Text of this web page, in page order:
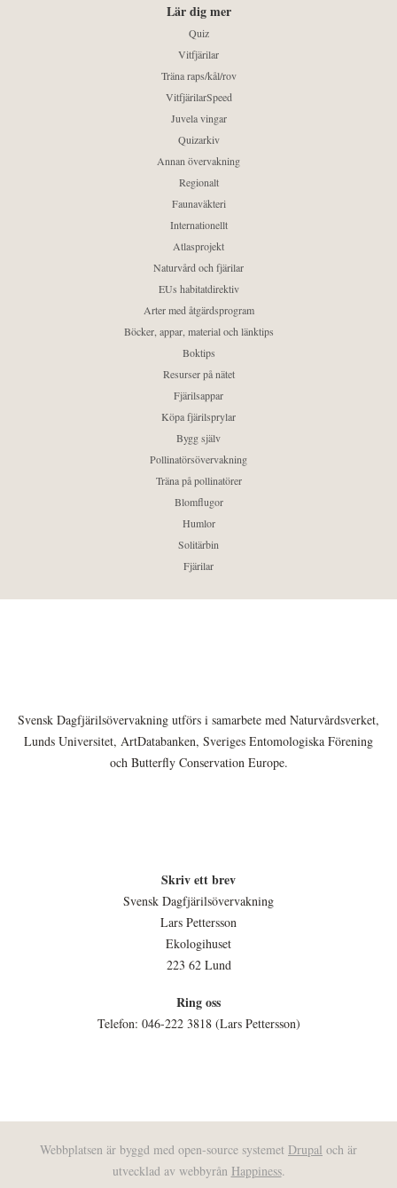
Lär dig mer
Quiz
Vitfjärilar
Träna raps/kål/rov
VitfjärilarSpeed
Juvela vingar
Quizarkiv
Annan övervakning
Regionalt
Faunaväkteri
Internationellt
Atlasprojekt
Naturvård och fjärilar
EUs habitatdirektiv
Arter med åtgärdsprogram
Böcker, appar, material och länktips
Boktips
Resurser på nätet
Fjärilsappar
Köpa fjärilsprylar
Bygg själv
Pollinatörsövervakning
Träna på pollinatörer
Blomflugor
Humlor
Solitärbin
Fjärilar
Svensk Dagfjärilsövervakning utförs i samarbete med Naturvårdsverket,
Lunds Universitet, ArtDatabanken, Sveriges Entomologiska Förening
och Butterfly Conservation Europe.
Skriv ett brev
Svensk Dagfjärilsövervakning
Lars Pettersson
Ekologihuset
223 62 Lund
Ring oss
Telefon: 046-222 3818 (Lars Pettersson)
Webbplatsen är byggd med open-source systemet Drupal och är
utvecklad av webbyrån Happiness.